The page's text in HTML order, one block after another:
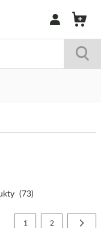
Zaloguj się /
(73)
Strona
Aktualnie czytasz stronę
1 Strona
2